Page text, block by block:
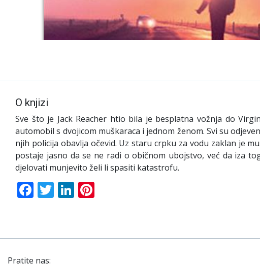
O knjizi
Sve što je Jack Reacher htio bila je besplatna vožnja do
automobil s dvojicom muškaraca i jednom ženom. Svi su
njih policija obavlja očevid. Uz staru crpku za vodu zaklan je
postaje jasno da se ne radi o običnom ubojstvo, već da iza
djelovati munjevito želi li spasiti katastrofu.
Facebook
TwitterLinkedIn
Pratite nas: